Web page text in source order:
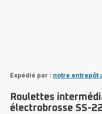
Expédié par : notre entrepôt
Roulettes
électrobrosse SS-